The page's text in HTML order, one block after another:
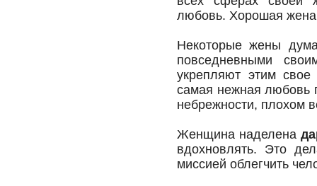
любовь. Хорошая жена
Некоторые жены
повседневными
укрепляют этим свое
самая нежная любовь
небрежности, плохом
Женщина наделена
вдохновлять. Это
миссией облегчить